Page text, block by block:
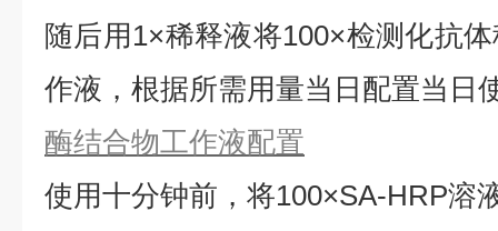
随后用1×稀释液将100×检测化抗
作液，根据所需用量当日配置当日
酶结合物工作液配置
使用十分钟前，将100×SA-HRP溶